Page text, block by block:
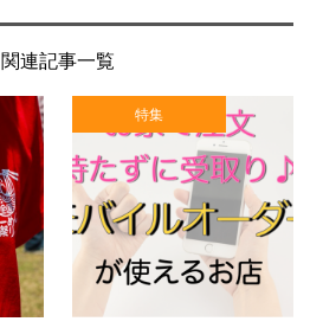
関連記事一覧
特集